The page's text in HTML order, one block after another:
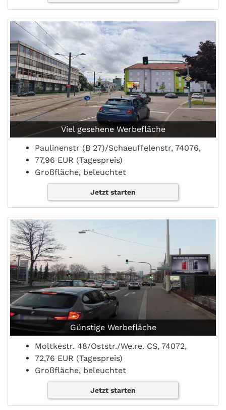
Viel gesehene Werbefläche
Paulinenstr (B 27)/Schaeuffelenstr, 74076,
77,96 EUR (Tagespreis)
Großfläche, beleuchtet
Jetzt starten
Günstige Werbefläche
Moltkestr. 48/Oststr./We.re. CS, 74072,
72,76 EUR (Tagespreis)
Großfläche, beleuchtet
Jetzt starten